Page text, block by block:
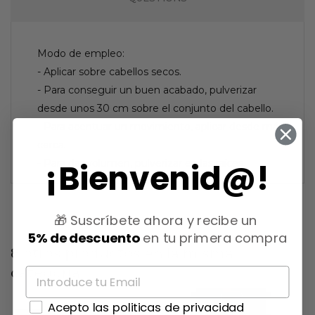
Modo de empleo:
- Aplicar sobre cabellos secos.
- Para conseguir un buen acabado, pulverizar
desde unos 30 cm sobre el conjunto del cabello.
- Para acentuar un movimiento, aplicar desde más
- Para dar volumen, pulverizar en las raíces.
8 otros productos en la misma
categoría:
¡Bienvenid@!
🎁 Suscríbete ahora y recibe un
5% de descuentoen tu primera compra
Acepto las politicas de privacidad